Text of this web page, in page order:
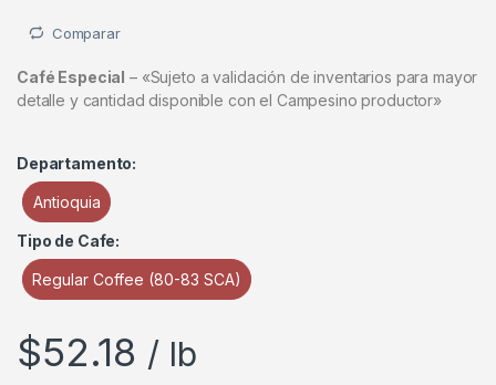
Comparar
Café Especial – «Sujeto a validación de inventarios para mayor
detalle y cantidad disponible con el Campesino productor»
Departamento:
Antioquia
Tipo de Cafe:
Regular Coffee (80-83 SCA)
$52.18 / lb